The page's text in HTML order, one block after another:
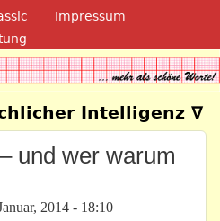
Impressum
Intelligenz ∇
und wer warum
2014 - 18:10